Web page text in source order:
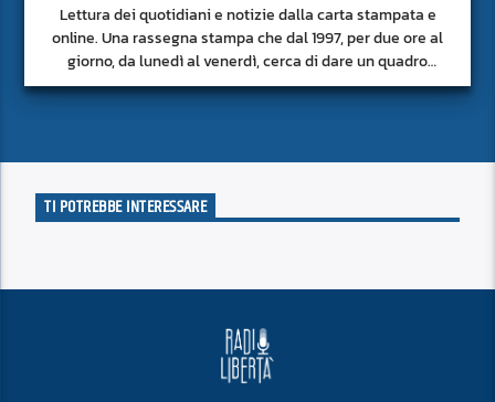
Lettura dei quotidiani e notizie dalla carta stampata e
online. Una rassegna stampa che dal 1997, per due ore al
giorno, da lunedì al venerdì, cerca di dare un quadro
approfondito delle notizie del giorno, senza fermarsi alla
TI POTREBBE INTERESSARE